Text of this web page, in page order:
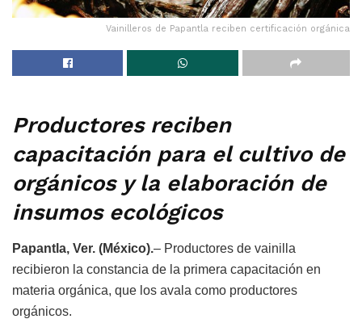
Vainilleros de Papantla reciben certificación orgánica
Productores reciben
capacitación para el cultivo de
orgánicos y la elaboración de
insumos ecológicos
Papantla, Ver. (México).– Productores de vainilla
recibieron la constancia de la primera capacitación en
materia orgánica, que los avala como productores
orgánicos.